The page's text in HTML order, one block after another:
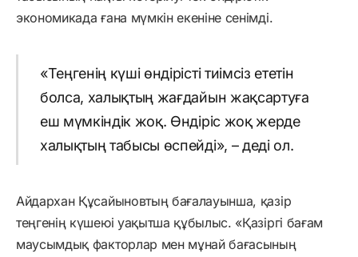
экономикада ғана мүмкін екеніне сенімді.
«Теңгенің күші өндірісті тиімсіз ететін
болса, халықтың жағдайын жақсартуға
еш мүмкіндік жоқ. Өндіріс жоқ жерде
халықтың табысы өспейді», – деді ол.
Айдархан Құсайыновтың бағалауынша, қазір
теңгенің күшеюі уақытша құбылыс. «Қазіргі бағам
маусымдық факторлар мен мұнай бағасының